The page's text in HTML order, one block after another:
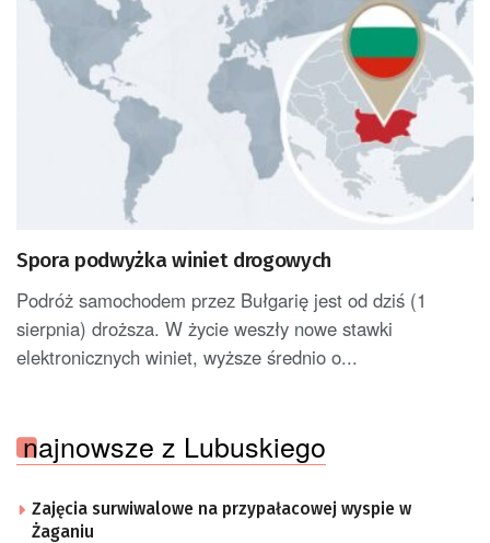
Spora podwyżka winiet drogowych
Podróż samochodem przez Bułgarię jest od dziś (1
sierpnia) droższa. W życie weszły nowe stawki
elektronicznych winiet, wyższe średnio o...
najnowsze z Lubuskiego
Zajęcia surwiwalowe na przypałacowej wyspie w
Żaganiu